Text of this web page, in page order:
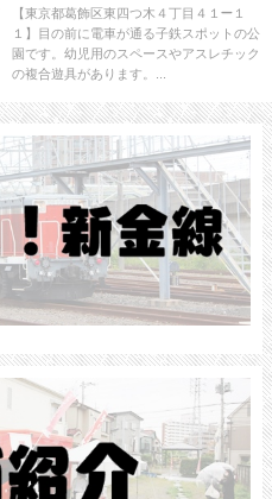
【東京都葛飾区東四つ木４丁目４１−１
１】目の前に電車が通る子鉄スポットの公
園です。幼児用のスペースやアスレチック
の複合遊具があります。...